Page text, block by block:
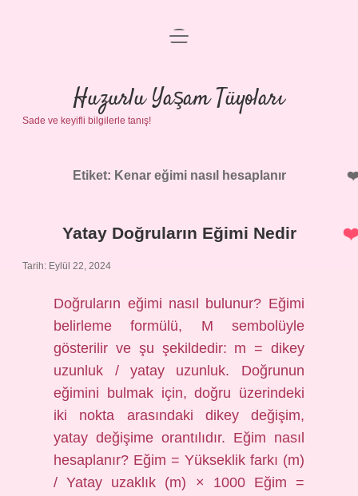
Anasayfa
Gizlilik Politikası
Yasal Uyarı
menüyü
Huzurlu Yaşam Tüyoları
Sade ve keyifli bilgilerle tanış!
Etiket: Kenar eğimi nasıl hesaplanır
Yatay Doğruların Eğimi Nedir
Tarih: Eylül 22, 2024
Doğruların eğimi nasıl bulunur? Eğimi
belirleme formülü, M sembolüyle
gösterilir ve şu şekildedir: m = dikey
uzunluk / yatay uzunluk. Doğrunun
eğimini bulmak için, doğru üzerindeki
iki nokta arasındaki dikey değişim,
yatay değişime orantılıdır. Eğim nasıl
hesaplanır? Eğim = Yükseklik farkı (m)
/ Yatay uzaklık (m) × 1000 Eğim =